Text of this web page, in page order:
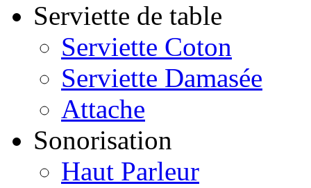
Serviette de table
Serviette Coton
Serviette Damasée
Attache
Sonorisation
Haut Parleur